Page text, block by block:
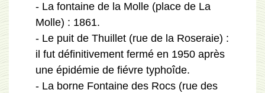
- La fontaine de la Molle (place de La
Molle) : 1861.
- Le puit de Thuillet (rue de la Roseraie) :
il fut définitivement fermé en 1950 après
une épidémie de fiévre typhoîde.
- La borne Fontaine des Rocs (rue des